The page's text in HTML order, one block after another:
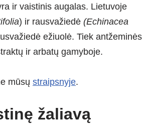
ir vaistinis augalas. Lietuvoje
) ir rausvažiedė (Echinacea
ežiuolė. Tiek antžeminės
ir arbatų gamyboje.
mūsų straipsnyje.
žaliavą